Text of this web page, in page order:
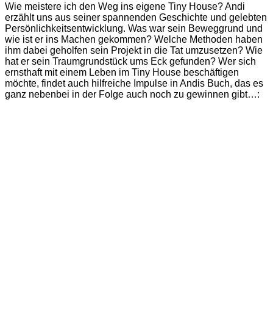
Wie meistere ich den Weg ins eigene Tiny House? Andi
erzählt uns aus seiner spannenden Geschichte und gelebten
Persönlichkeitsentwicklung. Was war sein Beweggrund und
wie ist er ins Machen gekommen? Welche Methoden haben
ihm dabei geholfen sein Projekt in die Tat umzusetzen? Wie
hat er sein Traumgrundstück ums Eck gefunden? Wer sich
ernsthaft mit einem Leben im Tiny House beschäftigen
möchte, findet auch hilfreiche Impulse in Andis Buch, das es
ganz nebenbei in der Folge auch noch zu gewinnen gibt…: